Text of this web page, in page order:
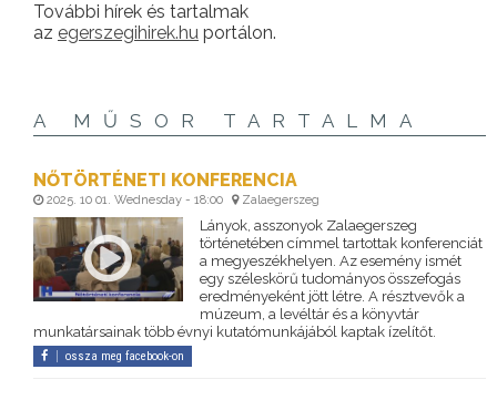
További hírek és tartalmak
az egerszegihirek.hu portálon.
A MŰSOR TARTALMA
NŐTÖRTÉNETI KONFERENCIA
2025. 10 01. Wednesday - 18:00 Zalaegerszeg
Lányok, asszonyok Zalaegerszeg
történetében címmel tartottak konferenciát
a megyeszékhelyen. Az esemény ismét
egy széleskörű tudományos összefogás
eredményeként jött létre. A résztvevők a
múzeum, a levéltár és a könyvtár
munkatársainak több évnyi kutatómunkájából kaptak ízelítőt.
ossza meg facebook-on